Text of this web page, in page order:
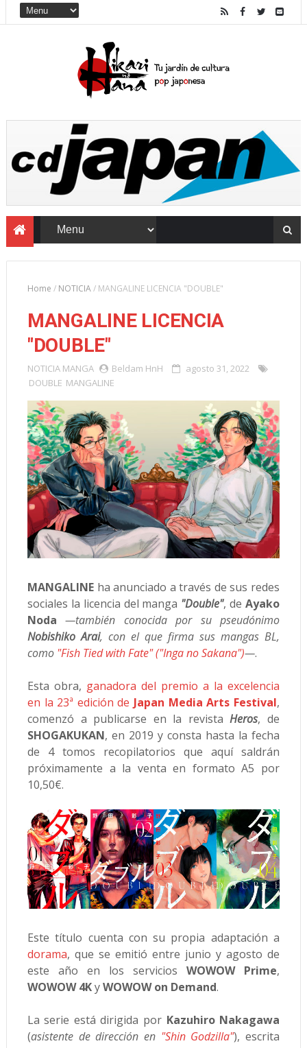
Home / NOTICIA/ MANGALINE LICENCIA "DOUBLE"
MANGALINE LICENCIA
"DOUBLE"
NOTICIA MANGA Beldam HnH
agosto 31, 2022
DOUBLE MANGALINE
MANGALINEha anunciado a través de sus redes
sociales la licencia del manga "Double", deAyako
Noda
—también conocida por su pseudónimo
Nobishiko Arai, con el que firma sus mangas BL,
como "Fish Tied with Fate" ("Inga no Sakana")—.
Esta obra, ganadora del premio a la excelencia
en la 23ª edición de Japan Media Arts Festival,
comenzó a publicarse en la revistaHeros, de
SHOGAKUKAN, en 2019 y consta hasta la fecha
de 4 tomos recopilatorios que aquí saldrán
próximamente a la venta en formato A5 por
10,50€.
Este título cuenta con su propia adaptación a
dorama, que se emitió entre junio y agosto de
este año en los serviciosWOWOW Prime,
WOWOW 4KyWOWOW on Demand.
La serie está dirigida por Kazuhiro Nakagawa
(asistente de dirección en "Shin Godzilla"), escrita